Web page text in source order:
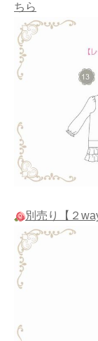
ちら
別売り【２